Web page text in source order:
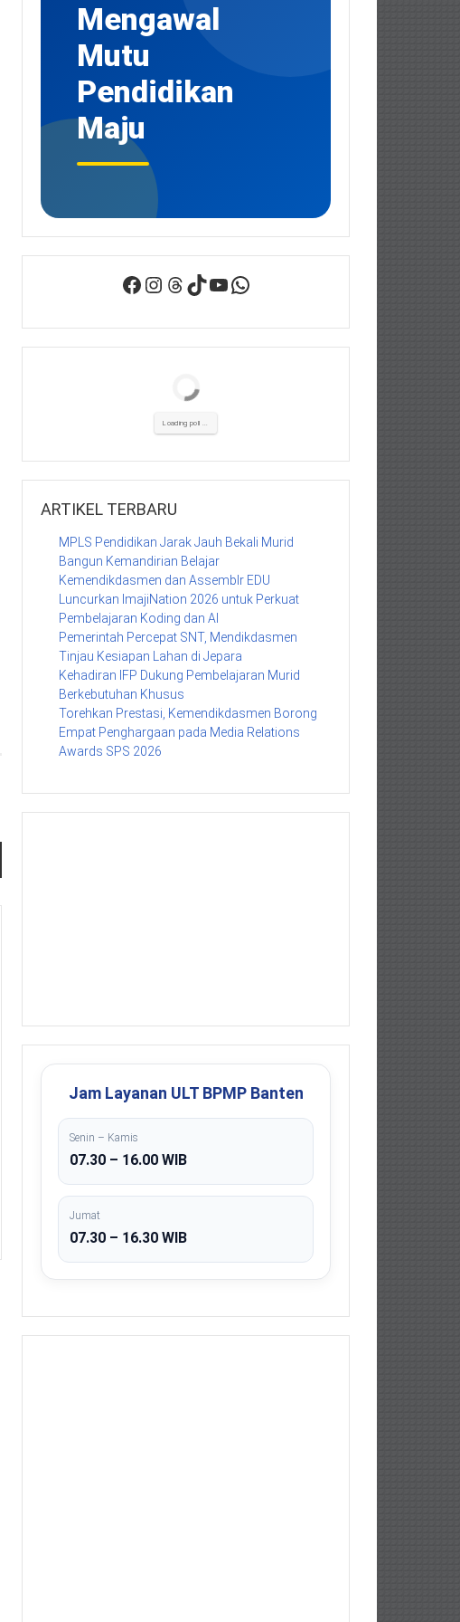
Mengawal
Mutu
Pendidikan
Maju
Facebook
Instagram
Threads
TikTok
YouTube
WhatsApp
Loading poll ...
ARTIKEL TERBARU
MPLS Pendidikan Jarak Jauh Bekali Murid
Bangun Kemandirian Belajar
Kemendikdasmen dan Assemblr EDU
Luncurkan ImajiNation 2026 untuk Perkuat
Pembelajaran Koding dan AI
Pemerintah Percepat SNT, Mendikdasmen
Tinjau Kesiapan Lahan di Jepara
Kehadiran IFP Dukung Pembelajaran Murid
Berkebutuhan Khusus
Torehkan Prestasi, Kemendikdasmen Borong
Empat Penghargaan pada Media Relations
Awards SPS 2026
Jam Layanan ULT BPMP Banten
Senin – Kamis
07.30 – 16.00 WIB
Jumat
07.30 – 16.30 WIB